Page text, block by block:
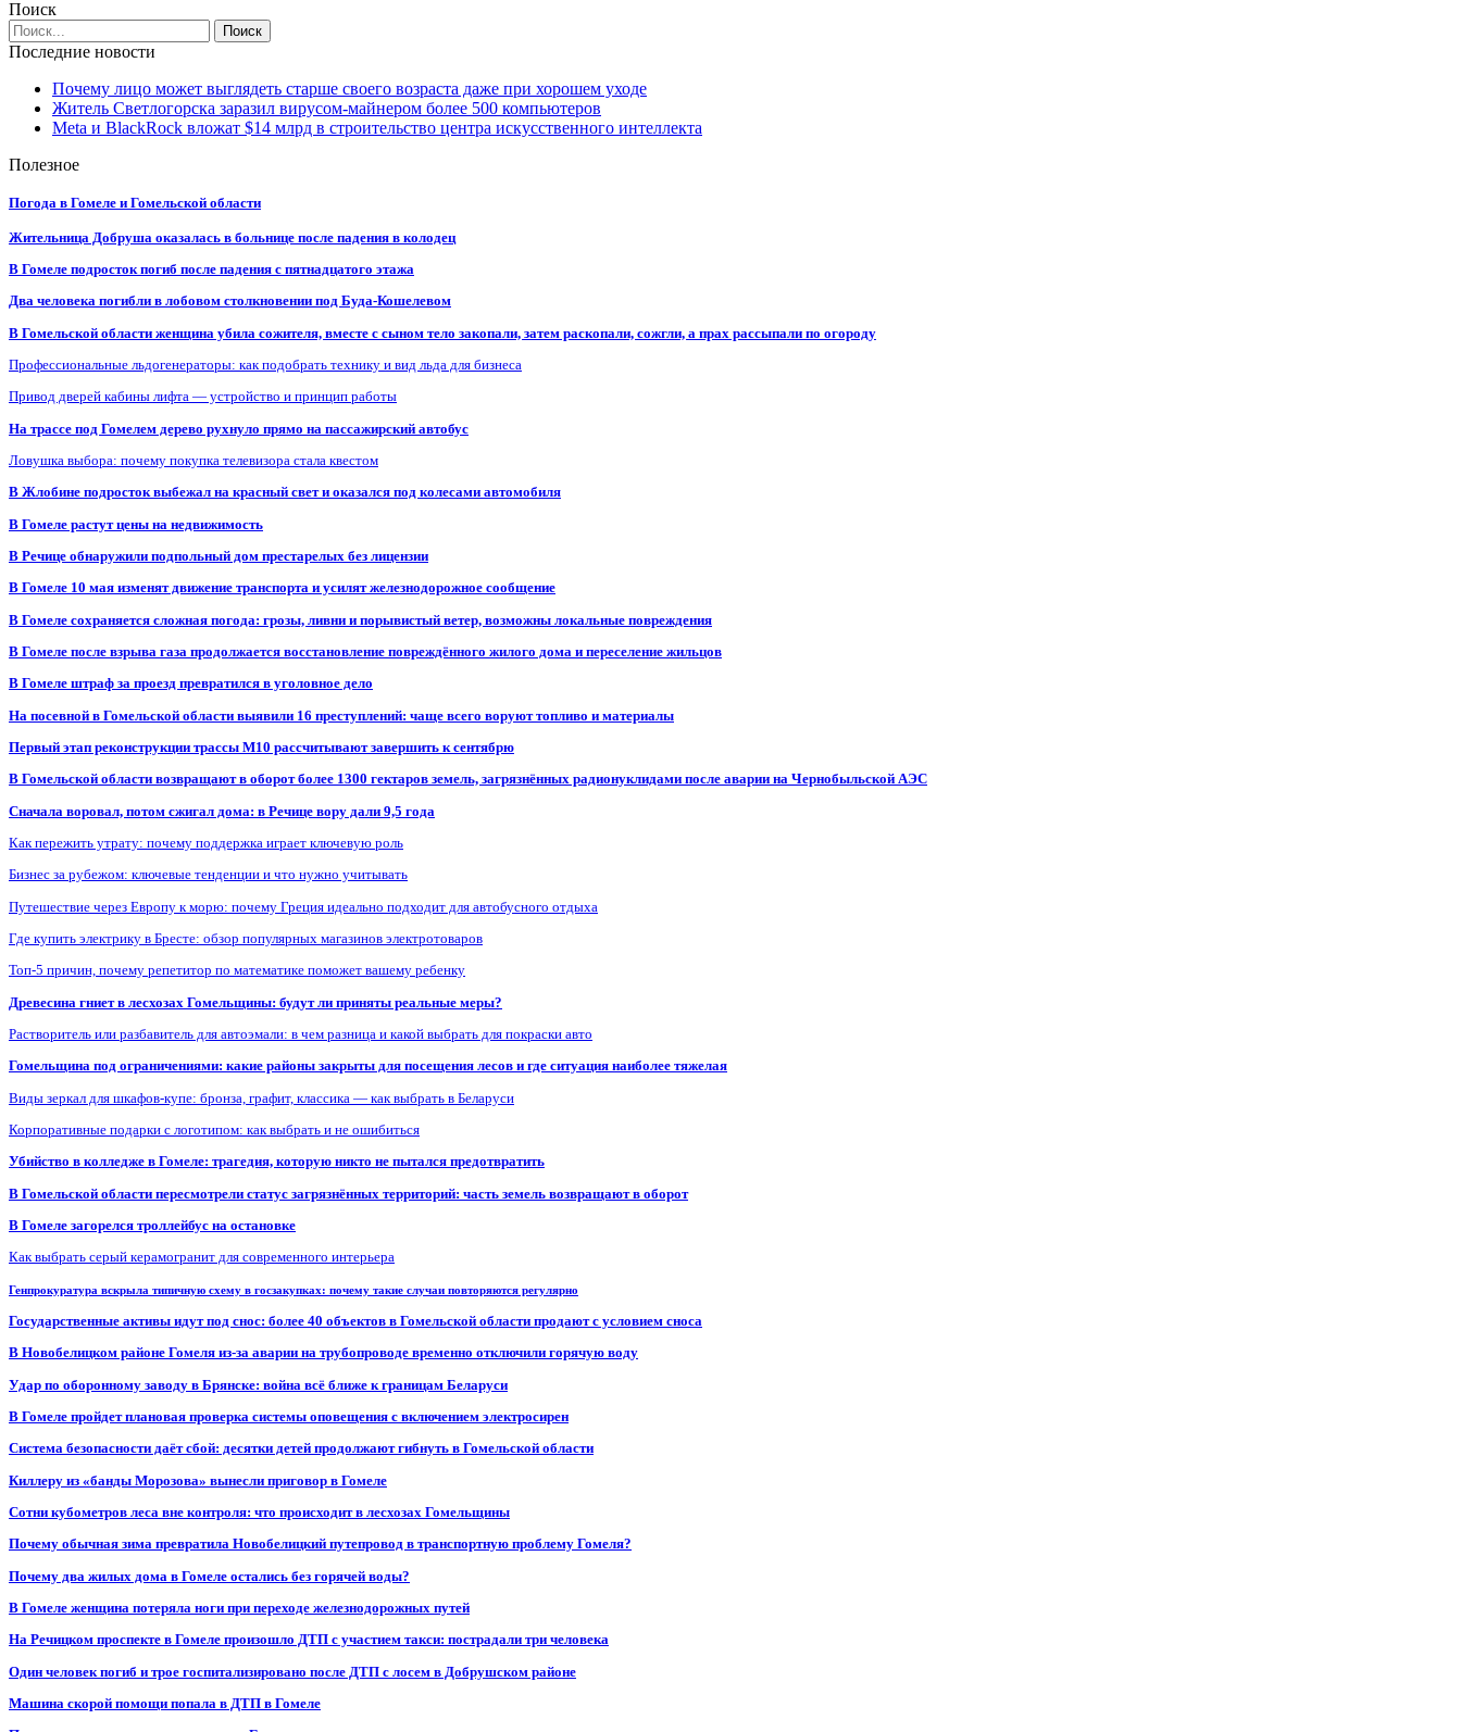
Поиск
Последние новости
Почему лицо может выглядеть старше своего возраста даже при хорошем уходе
Житель Светлогорска заразил вирусом-майнером более 500 компьютеров
Meta и BlackRock вложат $14 млрд в строительство центра искусственного интеллекта
Полезное
Погода в Гомеле и Гомельской области
Жительница Добруша оказалась в больнице после падения в колодец
В Гомеле подросток погиб после падения с пятнадцатого этажа
Два человека погибли в лобовом столкновении под Буда-Кошелевом
В Гомельской области женщина убила сожителя, вместе с сыном тело закопали, затем раскопали, сожгли, а прах рассыпали по огороду
Профессиональные льдогенераторы: как подобрать технику и вид льда для бизнеса
Привод дверей кабины лифта — устройство и принцип работы
На трассе под Гомелем дерево рухнуло прямо на пассажирский автобус
Ловушка выбора: почему покупка телевизора стала квестом
В Жлобине подросток выбежал на красный свет и оказался под колесами автомобиля
В Гомеле растут цены на недвижимость
В Речице обнаружили подпольный дом престарелых без лицензии
В Гомеле 10 мая изменят движение транспорта и усилят железнодорожное сообщение
В Гомеле сохраняется сложная погода: грозы, ливни и порывистый ветер, возможны локальные повреждения
В Гомеле после взрыва газа продолжается восстановление повреждённого жилого дома и переселение жильцов
В Гомеле штраф за проезд превратился в уголовное дело
На посевной в Гомельской области выявили 16 преступлений: чаще всего воруют топливо и материалы
Первый этап реконструкции трассы М10 рассчитывают завершить к сентябрю
В Гомельской области возвращают в оборот более 1300 гектаров земель, загрязнённых радионуклидами после аварии на Чернобыльской АЭС
Сначала воровал, потом сжигал дома: в Речице вору дали 9,5 года
Как пережить утрату: почему поддержка играет ключевую роль
Бизнес за рубежом: ключевые тенденции и что нужно учитывать
Путешествие через Европу к морю: почему Греция идеально подходит для автобусного отдыха
Где купить электрику в Бресте: обзор популярных магазинов электротоваров
Топ-5 причин, почему репетитор по математике поможет вашему ребенку
Древесина гниет в лесхозах Гомельщины: будут ли приняты реальные меры?
Растворитель или разбавитель для автоэмали: в чем разница и какой выбрать для покраски авто
Гомельщина под ограничениями: какие районы закрыты для посещения лесов и где ситуация наиболее тяжелая
Виды зеркал для шкафов-купе: бронза, графит, классика — как выбрать в Беларуси
Корпоративные подарки с логотипом: как выбрать и не ошибиться
Убийство в колледже в Гомеле: трагедия, которую никто не пытался предотвратить
В Гомельской области пересмотрели статус загрязнённых территорий: часть земель возвращают в оборот
В Гомеле загорелся троллейбус на остановке
Как выбрать серый керамогранит для современного интерьера
Генпрокуратура вскрыла типичную схему в госзакупках: почему такие случаи повторяются регулярно
Государственные активы идут под снос: более 40 объектов в Гомельской области продают с условием сноса
В Новобелицком районе Гомеля из-за аварии на трубопроводе временно отключили горячую воду
Удар по оборонному заводу в Брянске: война всё ближе к границам Беларуси
В Гомеле пройдет плановая проверка системы оповещения с включением электросирен
Система безопасности даёт сбой: десятки детей продолжают гибнуть в Гомельской области
Киллеру из «банды Морозова» вынесли приговор в Гомеле
Сотни кубометров леса вне контроля: что происходит в лесхозах Гомельщины
Почему обычная зима превратила Новобелицкий путепровод в транспортную проблему Гомеля?
Почему два жилых дома в Гомеле остались без горячей воды?
В Гомеле женщина потеряла ноги при переходе железнодорожных путей
На Речицком проспекте в Гомеле произошло ДТП с участием такси: пострадали три человека
Один человек погиб и трое госпитализировано после ДТП с лосем в Добрушском районе
Машина скорой помощи попала в ДТП в Гомеле